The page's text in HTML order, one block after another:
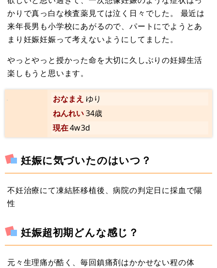
かりで真っ白な検査薬見ては泣く日々でした。 最近は
来年長男も小学校にあがるので、パートにでようとあ
まり妊娠妊娠って考えないようにしてました。
やっとやっと授かった命を大切に久しぶりの妊婦生活
楽しもうと思います。
おなまえ ゆり
ねんれい34歳
現在4w3d
妊娠に気づいたのはいつ？
不妊治療にて凍結胚移植後、病院の判定日に採血で陽
性
妊娠超初期どんな感じ？
元々生理痛が酷く、毎回鎮痛剤はかかせない程の体